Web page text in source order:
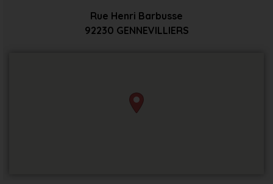
Rue Henri Barbusse
92230 GENNEVILLIERS